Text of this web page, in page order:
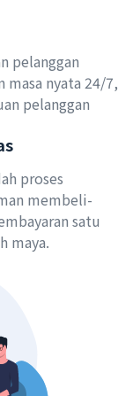
pelanggan
nyata 24/7,
pelanggan
proses
membeli-
satu
maya.